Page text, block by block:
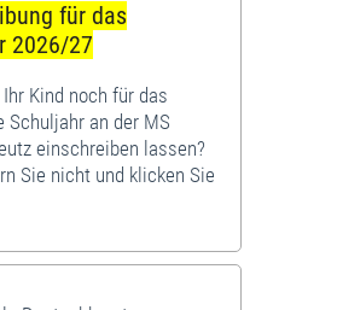
für das
2026/27
Kind noch für das
Schuljahr an der MS
einschreiben lassen?
Sie nicht und klicken Sie